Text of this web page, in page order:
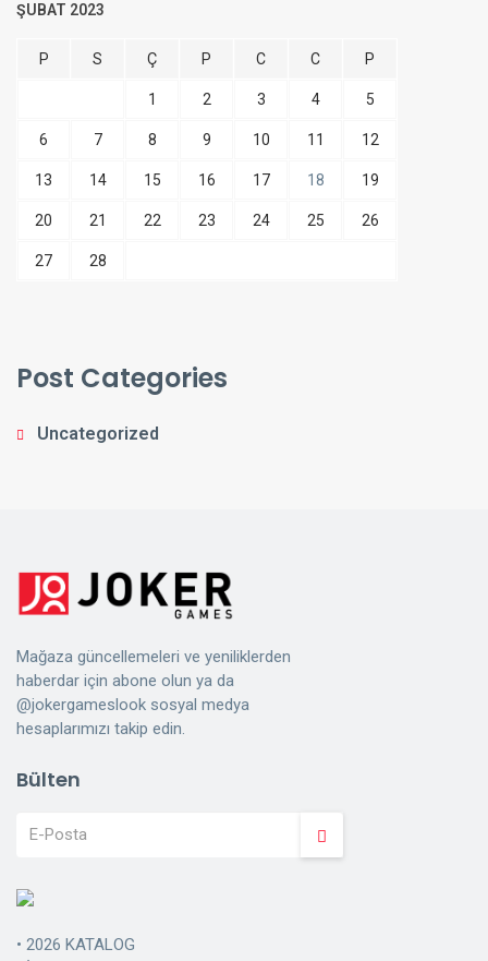
ŞUBAT 2023
P S Ç P C C P
1 2 3 4 5
6 7 8 9 10 11 12
13 14 15 16 17 18 19
20 21 22 23 24 25 26
27 28
Post Categories
Uncategorized
Mağaza güncellemeleri ve yeniliklerden
haberdar için abone olun ya da
@jokergameslook sosyal medya
hesaplarımızı takip edin.
Bülten
• 2026 KATALOG